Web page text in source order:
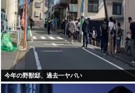
今年の野獣邸、過去一ヤバい